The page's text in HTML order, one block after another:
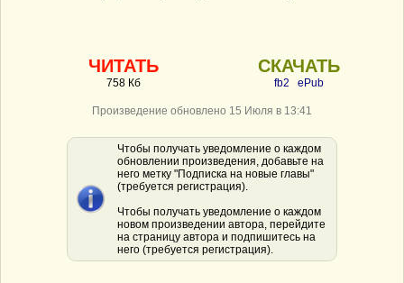
ЧИТАТЬ
758 Кб
СКАЧАТЬ
fb2 ePub
Произведение обновлено 15 Июля в 13:41
Чтобы получать уведомление о каждом
обновлении произведения, добавьте на
него метку "Подписка на новые главы"
(требуется регистрация).
Чтобы получать уведомление о каждом
новом произведении автора, перейдите
на страницу автора и подпишитесь на
него (требуется регистрация).